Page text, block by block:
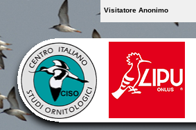
Visitatore Anonimo